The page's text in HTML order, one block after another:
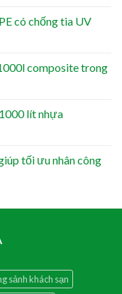
có chống tia UV
composite trong
lít nhựa
tối ưu nhân công
sảnh khách sạn